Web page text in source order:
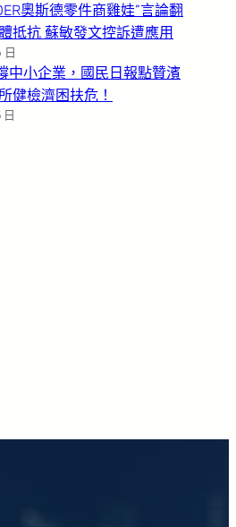
奧斯德零件商雞娃”言論翻
抵抗 蘇敏發文控訴遭應用
日
中小企業，國民日報點贊濱
健檢濟困扶危！